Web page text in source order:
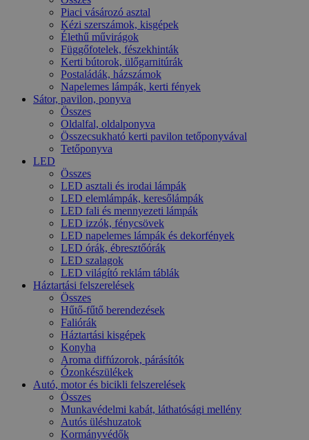
Piaci vásározó asztal
Kézi szerszámok, kisgépek
Élethű művirágok
Függőfotelek, fészekhinták
Kerti bútorok, ülőgarnitúrák
Postaládák, házszámok
Napelemes lámpák, kerti fények
Sátor, pavilon, ponyva
Összes
Oldalfal, oldalponyva
Összecsukható kerti pavilon tetőponyvával
Tetőponyva
LED
Összes
LED asztali és irodai lámpák
LED elemlámpák, keresőlámpák
LED fali és mennyezeti lámpák
LED izzók, fénycsövek
LED napelemes lámpák és dekorfények
LED órák, ébresztőórák
LED szalagok
LED világító reklám táblák
Háztartási felszerelések
Összes
Hűtő-fűtő berendezések
Faliórák
Háztartási kisgépek
Konyha
Aroma diffúzorok, párásítók
Ózonkészülékek
Autó, motor és bicikli felszerelések
Összes
Munkavédelmi kabát, láthatósági mellény
Autós üléshuzatok
Kormányvédők